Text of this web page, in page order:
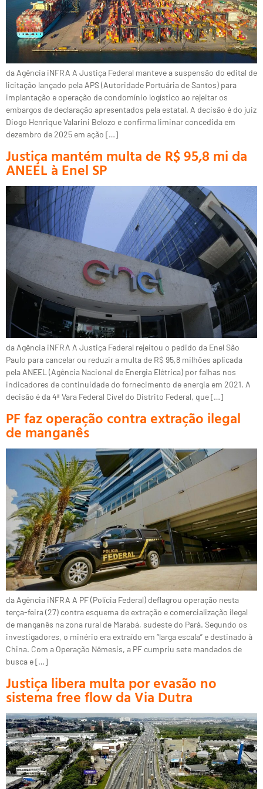
da Agência iNFRA A Justiça Federal manteve a suspensão do edital de
licitação lançado pela APS (Autoridade Portuária de Santos) para
implantação e operação de condomínio logístico ao rejeitar os
embargos de declaração apresentados pela estatal. A decisão é do juiz
Diogo Henrique Valarini Belozo e confirma liminar concedida em
dezembro de 2025 em ação […]
Justiça mantém multa de R$ 95,8 mi da
ANEEL à Enel SP
da Agência iNFRA A Justiça Federal rejeitou o pedido da Enel São
Paulo para cancelar ou reduzir a multa de R$ 95,8 milhões aplicada
pela ANEEL (Agência Nacional de Energia Elétrica) por falhas nos
indicadores de continuidade do fornecimento de energia em 2021. A
decisão é da 4ª Vara Federal Cível do Distrito Federal, que […]
PF faz operação contra extração ilegal
de manganês
da Agência iNFRA A PF (Polícia Federal) deflagrou operação nesta
terça-feira (27) contra esquema de extração e comercialização ilegal
de manganês na zona rural de Marabá, sudeste do Pará. Segundo os
investigadores, o minério era extraído em “larga escala” e destinado à
China. Com a Operação Nêmesis, a PF cumpriu sete mandados de
busca e […]
Justiça libera multa por evasão no
sistema free flow da Via Dutra